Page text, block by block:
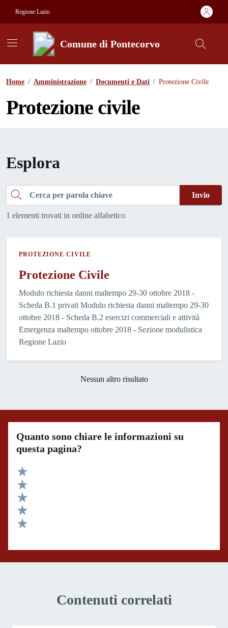
Regione Lazio
Comune di Pontecorvo
Home / Amministrazione / Documenti e Dati / Protezione Civile
Protezione civile
Esplora
Cerca Invio
1 elementi trovati in ordine alfabetico
PROTEZIONE CIVILE
Protezione Civile
Modulo richiesta danni maltempo 29-30 ottobre 2018 -
Scheda B.1 privati Modulo richiesta danni maltempo 29-30
ottobre 2018 - Scheda B.2 esercizi commerciali e attività
Emergenza maltempo ottobre 2018 - Sezione modulistica
Regione Lazio
Nessun altro risultato
Quanto sono chiare le informazioni su
questa pagina?
Valuta 5 stelle su 5
Valuta 4 stelle su 5
Valuta 3 stelle su 5
Valuta 2 stelle su 5
Contenuti correlati